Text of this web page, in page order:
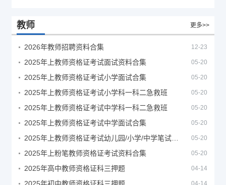
教师 更多>>
2026年教师招聘资料合集 12-23
2025年上教师资格证考试面试资料合集 05-20
2025年上教师资格证考试小学面试合集 05-20
2025年上教师资格证考试小学科一科二急救班 05-20
2025年上教师资格证考试中学科一科二急救班 05-20
2025年上教师资格证考试中学面试合集 05-20
05-20
2025年上粉笔教师资格证考试资料合集 05-20
2025年高中教师资格证科三押题 04-14
2025年初中教师资格证科三押题 04-14